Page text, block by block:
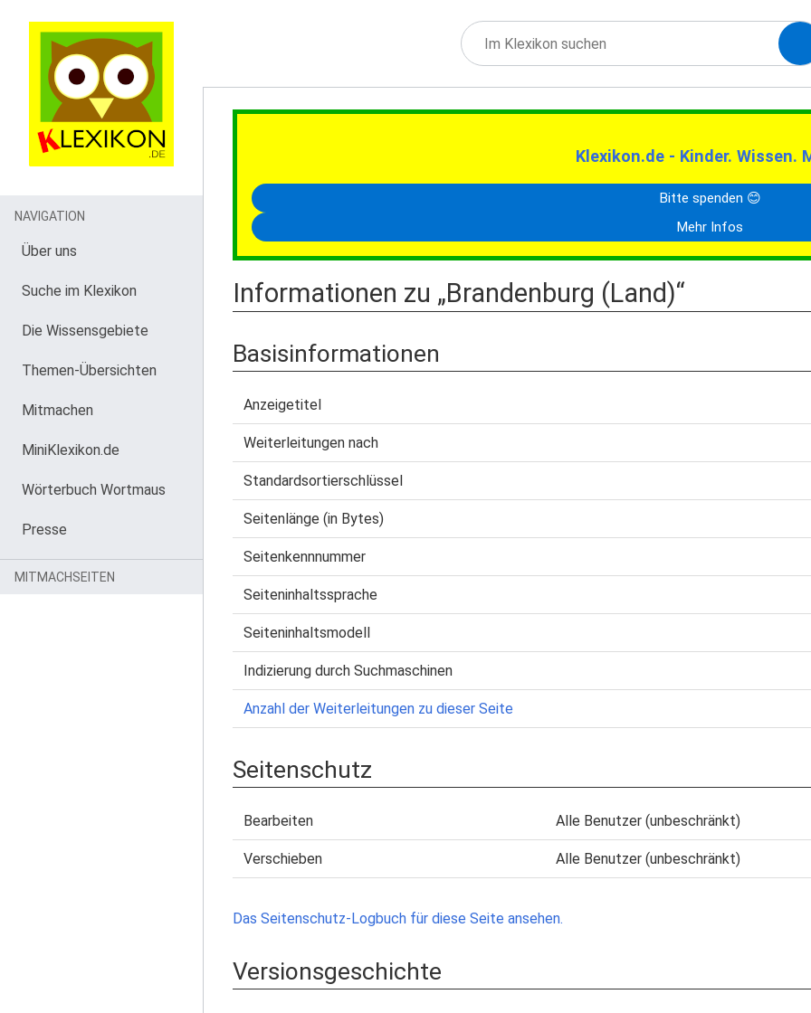
Klexikon.de - Kinder. Wissen.
Bitte spenden 😊
Mehr Infos
Informationen zu „Brandenburg (Land)“
Basisinformationen
Anzeigetitel
Weiterleitungen nach
Standardsortierschlüssel
Seitenlänge (in Bytes)
Seitenkennnummer
Seiteninhaltssprache
Seiteninhaltsmodell
Indizierung durch Suchmaschinen
Anzahl der Weiterleitungen zu dieser Seite
Seitenschutz
Bearbeiten Alle Benutzer (unbeschränkt)
Verschieben Alle Benutzer (unbeschränkt)
Das Seitenschutz-Logbuch für diese Seite ansehen.
Versionsgeschichte
NAVIGATION
Über uns
Suche im Klexikon
Die Wissensgebiete
Themen-Übersichten
Mitmachen
MiniKlexikon.de
Wörterbuch Wortmaus
Presse
MITMACHSEITEN